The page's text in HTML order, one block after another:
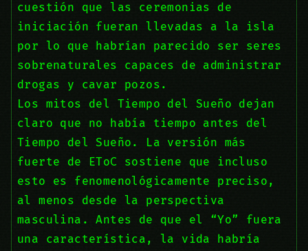
cuestión que las ceremonias de
iniciación fueran llevadas a la isla
por lo que habrían parecido ser seres
sobrenaturales capaces de administrar
drogas y cavar pozos.
Los mitos del Tiempo del Sueño dejan
claro que no había tiempo antes del
Tiempo del Sueño. La versión más
fuerte de EToC sostiene que incluso
esto es fenomenológicamente preciso,
al menos desde la perspectiva
masculina. Antes de que el “Yo” fuera
una característica, la vida habría